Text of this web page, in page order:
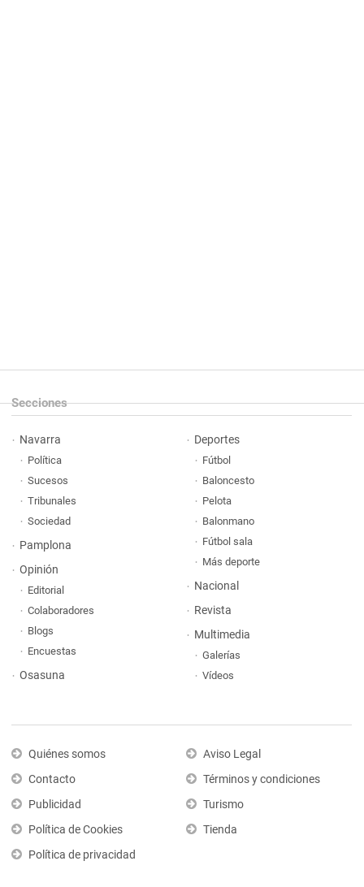
Secciones
Navarra
Política
Sucesos
Tribunales
Sociedad
Pamplona
Opinión
Editorial
Colaboradores
Blogs
Encuestas
Osasuna
Deportes
Fútbol
Baloncesto
Pelota
Balonmano
Fútbol sala
Más deporte
Nacional
Revista
Multimedia
Galerías
Vídeos
Quiénes somos
Contacto
Publicidad
Política de Cookies
Política de privacidad
Aviso Legal
Términos y condiciones
Turismo
Tienda